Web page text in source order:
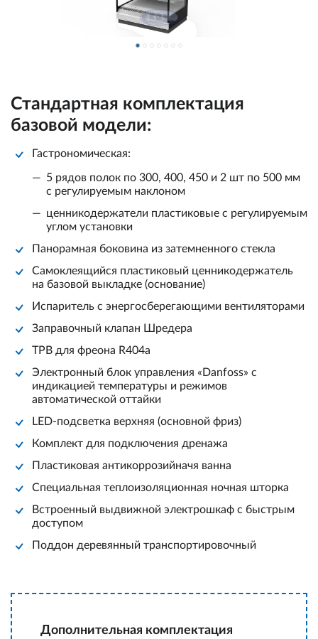
Стандартная комплектация
базовой модели:
Гастрономическая:
5 рядов полок по 300, 400, 450 и 2 шт по 500 мм
с регулируемым наклоном
ценникодержатели пластиковые с регулируемым
углом установки
Панорамная боковина из затемненного стекла
Самоклеящийся пластиковый ценникодержатель
на базовой выкладке (основание)
Испаритель с энергосберегающими вентиляторами
Заправочный клапан Шредера
ТРВ для фреона R404a
Электронный блок управления «Danfoss» с
индикацией температуры и режимов
автоматической оттайки
LED-подсветка верхняя (основной фриз)
Комплект для подключения дренажа
Пластиковая антикоррозийначя ванна
Специальная теплоизоляционная ночная шторка
Встроенный выдвижной электрошкаф с быстрым
доступом
Поддон деревянный транспортировочный
Дополнительная комплектация